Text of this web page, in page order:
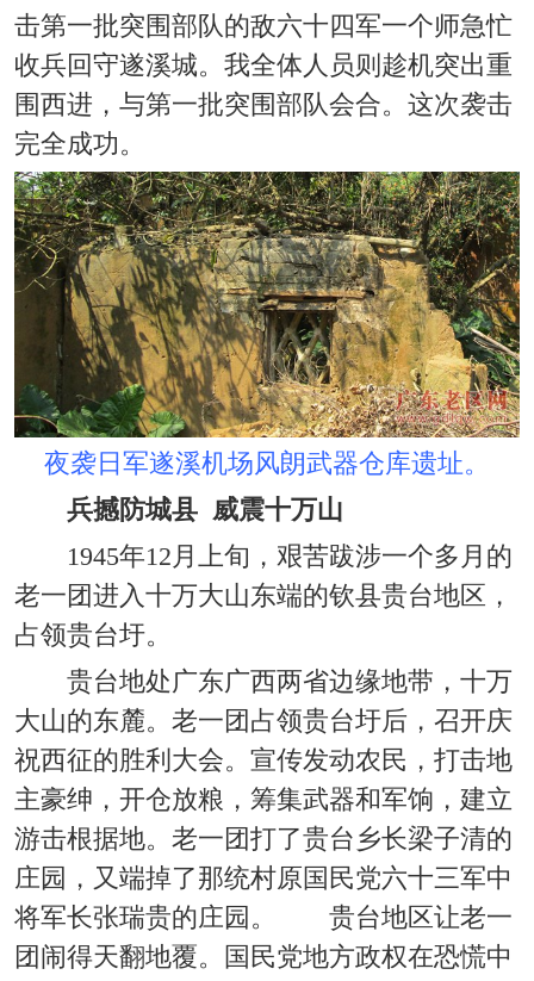
击第一批突围部队的敌六十四军一个师急忙
收兵回守遂溪城。我全体人员则趁机突出重
围西进，与第一批突围部队会合。这次袭击
完全成功。
夜袭日军遂溪机场风朗武器仓库遗址。
兵撼防城县 威震十万山
1945年12月上旬，艰苦跋涉一个多月的
老一团进入十万大山东端的钦县贵台地区，
占领贵台圩。
贵台地处广东广西两省边缘地带，十万
大山的东麓。老一团占领贵台圩后，召开庆
祝西征的胜利大会。宣传发动农民，打击地
主豪绅，开仓放粮，筹集武器和军饷，建立
游击根据地。老一团打了贵台乡长梁子清的
庄园，又端掉了那统村原国民党六十三军中
将军长张瑞贵的庄园。 贵台地区让老一
团闹得天翻地覆。国民党地方政权在恐慌中